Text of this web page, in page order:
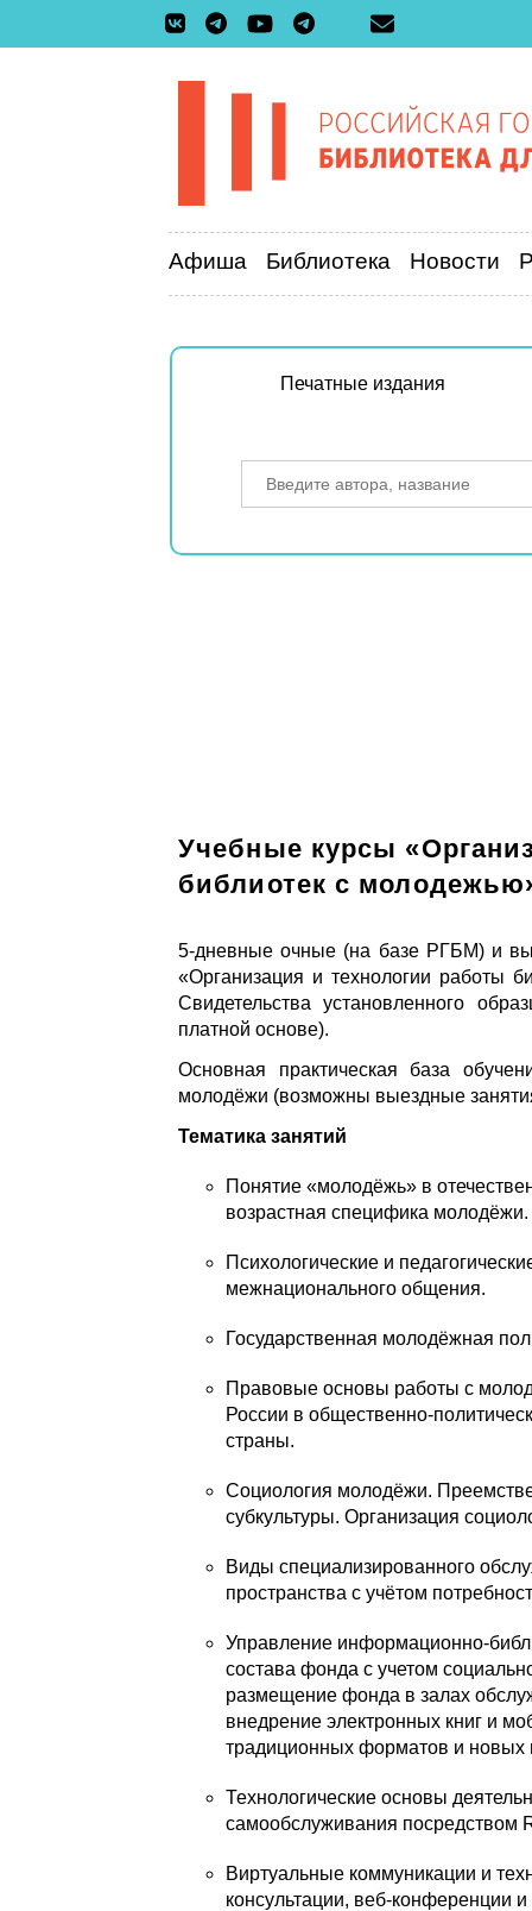
Афиша Библиотека Новости
Печатные издания
Учебные курсы
библиотек с
5-дневные очные (на базе РГБМ) и
«Организация и технологии работы
Свидетельства установленного
платной основе).
Основная практическая база
молодёжи (возможны выездные
Тематика занятий
Понятие «молодёжь» в
возрастная специфика молодёжи.
Психологические и
межнационального общения.
Государственная молодёжная
Правовые основы работы с
России в общественно-
страны.
Социология молодёжи.
субкультуры. Организация
Виды специализированного
пространства с учётом
Управление информационно-
состава фонда с учетом
размещение фонда в залах
внедрение электронных книг и
традиционных форматов и новых
Технологические основы
самообслуживания посредством
Виртуальные коммуникации и
консультации, веб-конференции и